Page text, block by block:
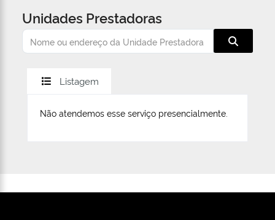
Unidades Prestadoras
Listagem
Não atendemos esse serviço presencialmente.